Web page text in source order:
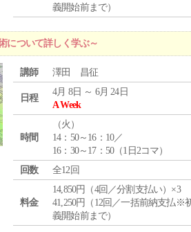
義開始前まで）
ついて詳しく学ぶ～
講師 澤田 昌征
日程
4月 8日 ～ 6月 24日
A Week
時間
（火 ）
14：50～16：10／
16：30～17：50（1日2コマ）
回数
全12回
料金
14,850円（4回／分割支払い）×3
41,250円（12回／一括前納支払※
義開始前まで）